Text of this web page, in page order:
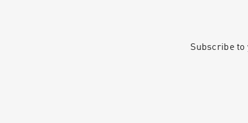
Subscribe